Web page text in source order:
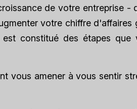
de votre entreprise -
votre chiffre d'affaires
constitué des étapes que
vous amener à vous sentir